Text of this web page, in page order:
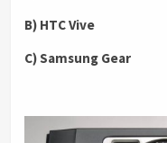
B) HTC Vive
C) Samsung Gear